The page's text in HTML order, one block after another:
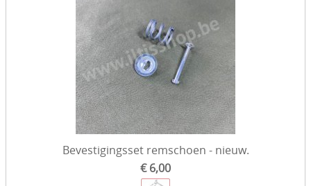
Bevestigingsset remschoen - nieuw.
€ 6,00